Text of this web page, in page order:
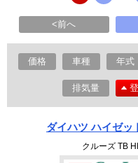
<前へ
価格 車種 年式
排気量
ダイハツ ハイゼッ
クルーズ TB